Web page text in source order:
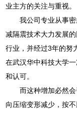
业主方的关注与重视。
我公司专业从事
减隔震技术大力发展
行业，并经过3年的努
在武汉华中科技大学
和认可。
而这种增加必然
向压缩变形减少，按